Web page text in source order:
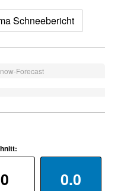
Schneebericht
Forecast
0.0